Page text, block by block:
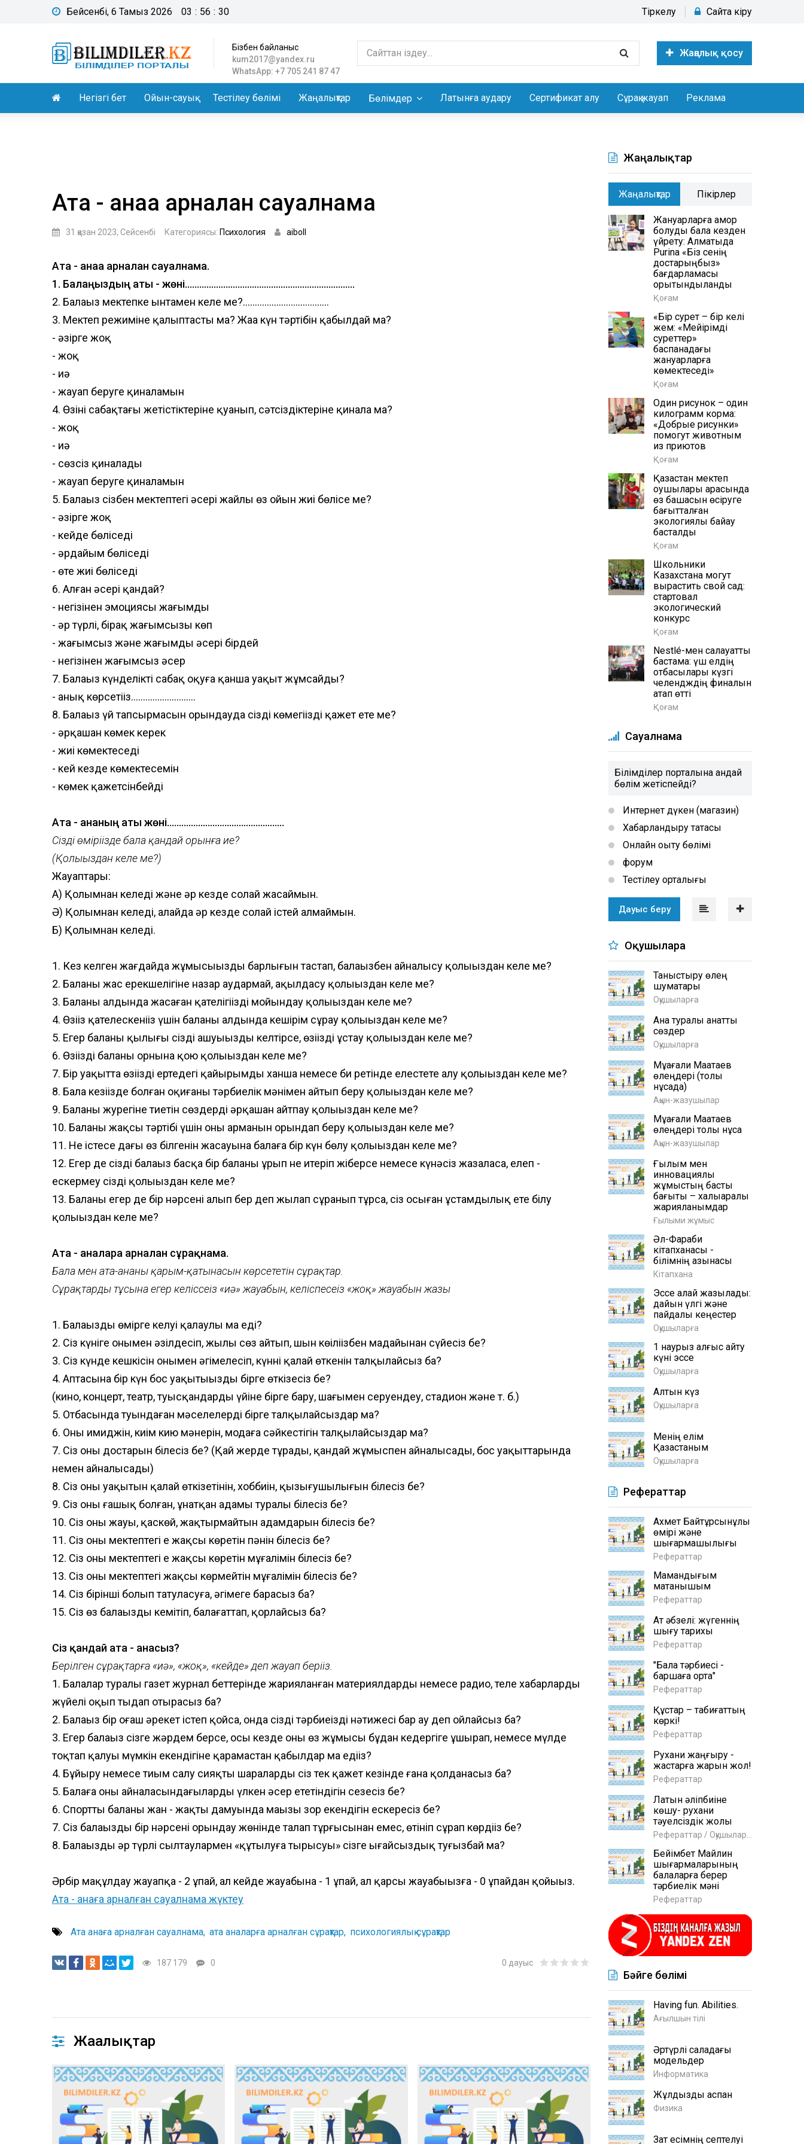
Бейсенбі, 6 Тамыз 2026 03 : 56 : 31 Тіркелу Сайтқа кіру
Бізбен байланыс
kum2017@yandex.ru
WhatsApp: +7 705 241 87 47
Жаңалық қосу
Негізгі бет Ойын-сауық Тестілеу бөлімі Жаңалықтар Бөлімдер Латынға аудару Сертификат алу Сұрақ жауап Реклама
Ата - анаға арналған сауалнама
31 қазан 2023, Сейсенбі Категориясы: Психология aiboll
Ата - анаға арналған сауалнама.
1. Балаңыздың аты - жөні.......................................................................
2. Балаңыз мектепке ынтамен келе ме?....................................
3. Мектеп режиміне қалыптасты ма? Жаңа күн тәртібін қабылдай ма?
- әзірге жоқ
- жоқ
- иә
- жауап беруге қиналамын
4. Өзінің сабақтағы жетістіктеріне қуанып, сәтсіздіктеріне қинала ма?
- жоқ
- иә
- сөзсіз қиналады
- жауап беруге қиналамын
5. Балаңыз сізбен мектептегі әсері жайлы өз ойын жиі бөлісе ме?
- әзірге жоқ
- кейде бөліседі
- әрдайым бөліседі
- өте жиі бөліседі
6. Алған әсері қандай?
- негізінен эмоциясы жағымды
- әр түрлі, бірақ жағымсызы көп
- жағымсыз және жағымды әсері бірдей
- негізінен жағымсыз әсер
7. Балаңыз күнделікті сабақ оқуға қанша уақыт жұмсайды?
- анық көрсетіңіз...........................
8. Балаңыз үй тапсырмасын орындауда сіздің көмегіңізді қажет ете ме?
- әрқашан көмек керек
- жиі көмектеседі
- кей кезде көмектесемін
- көмек қажетсінбейді
Ата - ананың аты жөні.................................................
Сіздің өміріңізде бала қандай орынға ие?
(Қолыңыздан келе ме?)
Жауаптары:
А) Қолымнан келеді және әр кезде солай жасаймын.
Ә) Қолымнан келеді, алайда әр кезде солай істей алмаймын.
Б) Қолымнан келеді.
1. Кез келген жағдайда жұмысыңыздың барлығын тастап, балаңызбен айналысу қолыңыздан келе ме?
2. Баланың жас ерекшелігіне назар аудармай, ақылдасу қолыңыздан келе ме?
3. Баланың алдында жасаған қателігіңізді мойындау қолыңыздан келе ме?
4. Өзіңіз қателескеніңіз үшін баланың алдында кешірім сұрау қолыңыздан келе ме?
5. Егер баланың қылығы сіздің ашуыңызды келтірсе, өзіңізді ұстау қолыңыздан келе ме?
6. Өзіңізді баланың орнына қою қолыңыздан келе ме?
7. Бір уақытта өзіңізді ертедегі қайырымды ханша немесе би ретінде елестете алу қолыңыздан келе ме?
8. Бала кезіңізде болған оқиғаны тәрбиелік мәнімен айтып беру қолыңыздан келе ме?
9. Баланың журегіне тиетін сөздерді әрқашан айтпау қолыңыздан келе ме?
10. Баланың жақсы тәртібі үшін оның арманын орындап беру қолыңыздан келе ме?
11. Не істесе дағы өз білгенін жасауына балаға бір күн бөлу қолыңыздан келе ме?
12. Егер де сіздің балаңыз басқа бір баланы ұрып не итеріп жіберсе немесе күнәсіз жазаласа, елеп -
ескермеу сіздің қолыңыздан келе ме?
13. Баланың егер де бір нәрсені алып бер деп жылап сұранып тұрса, сіз осыған ұстамдылық ете білу
қолыңыздан келе ме?
Ата - аналарға арналған сұрақнама.
Бала мен ата-ананың қарым-қатынасын көрсететін сұрақтар.
Сұрақтардың тұсына егер келіссеңіз «иә» жауабын, келіспесеңіз «жоқ» жауабын жазың
1. Балаңыздың өмірге келуі қалаулы ма еді?
2. Сіз күніге онымен әзілдесіп, жылы сөз айтып, шын көңіліңізбен маңдайынан сүйесіз бе?
3. Сіз күнде кешкісін онымен әңгімелесіп, күннің қалай өткенін талқылайсыз ба?
4. Аптасына бір күн бос уақытыңызды бірге өткізесіз бе?
(кино, концерт, театр, туысқандардың үйіне бірге бару, шаңғымен серуендеу, стадион және т. б.)
5. Отбасында туындаған мәселелерді бірге талқылайсыздар ма?
6. Оның имиджін, киім кию мәнерін, модаға сәйкестігін талқылайсыздар ма?
7. Сіз оның достарын білесіз бе? (Қай жерде тұрады, қандай жұмыспен айналысады, бос уақыттарында
немен айналысады)
8. Сіз оның уақытын қалай өткізетінін, хоббиін, қызығушылығын білесіз бе?
9. Сіз оның ғашық болған, ұнатқан адамы туралы білесіз бе?
10. Сіз оның жауы, қаскөй, жақтырмайтын адамдарын білесіз бе?
11. Сіз оның мектептегі ең жақсы көретін пәнін білесіз бе?
12. Сіз оның мектептегі ең жақсы көретін мұғалімін білесіз бе?
13. Сіз оның мектептегі жақсы көрмейтін мұғалімін білесіз бе?
14. Сіз бірінші болып татуласуға, әңгімеге барасыз ба?
15. Сіз өз балаңызды кемітіп, балағаттап, қорлайсыз ба?
Сіз қандай ата - анасыз?
Берілген сұрақтарға «иә», «жоқ», «кейде» деп жауап беріңіз.
1. Балалар туралы газет журнал беттерінде жарияланған материялдарды немесе радио, теле хабарларды
жүйелі оқып тыңдап отырасыз ба?
2. Балаңыз бір оғаш әрекет істеп қойса, онда сіздің тәрбиеңіздің нәтижесі бар ау деп ойлайсыз ба?
3. Егер балаңыз сізге жәрдем берсе, осы кезде оның өз жұмысы бұдан кедергіге ұшырап, немесе мүлде
тоқтап қалуы мүмкін екендігіне қарамастан қабылдар ма едіңіз?
4. Бұйыру немесе тиым салу сияқты шараларды сіз тек қажет кезінде ғана қолданасыз ба?
5. Балаға оның айналасындағылардың үлкен әсер ететіндігін сезесіз бе?
6. Спорттың баланың жан - жақты дамуында маңызы зор екендігін ескересіз бе?
7. Сіз балаңыздың бір нәрсені орындау жөнінде талап тұрғысынан емес, өтініп сұрап көрдіңіз бе?
8. Балаңыздың әр түрлі сылтаулармен «құтылуға тырысуы» сізге ыңғайсыздық туғызбай ма?
Әрбір мақұлдау жауапқа - 2 ұпай, ал кейде жауабына - 1 ұпай, ал қарсы жауабыңызға - 0 ұпайдан қойыңыз.
Ата - анаға арналған сауалнама жүктеу
Ата анаға арналған сауалнама ата аналарға арналған сұрақтар психологиялық сұрақтар
187 179 0 0 дауыс
Жаңалықтар
Жаңалықтар
Жаңалықтар Пікірлер
Жануарларға қамқор
болуды бала кезден
үйрету: Алматыда
Purina «Біз сенің
достарыңбыз»
бағдарламасы
қорытындыланды
Қоғам
«Бір сурет – бір келі
жем: «Мейірімді
суреттер»
баспанадағы
жануарларға
көмектеседі»
Қоғам
Один рисунок – один
килограмм корма:
«Добрые рисунки»
помогут животным
из приютов
Қоғам
Қазақстан мектеп
оқушылары арасында
өз бақшасын өсіруге
бағытталған
экологиялық байқау
басталды
Қоғам
Школьники
Казахстана могут
вырастить свой сад:
стартовал
экологический
конкурс
Қоғам
Nestlé-мен салауатты
бастама: үш елдің
отбасылары күзгі
челендждің финалын
атап өтті
Қоғам
Сауалнама
Білімділер порталына қандай
бөлім жетіспейді?
Интернет дүкен (магазин)
Хабарландыру тақтасы
Онлайн оқыту бөлімі
форум
Тестілеу орталығы
Дауыс беру
Оқушыларға
Таныстыру өлең
шумақтары
Оқушыларға
Ана туралы қанатты
сөздер
Оқушыларға
Мұқағали Мақатаев
өлеңдері (толық
нұсқада)
Ақын-жазушылар
Мұқағали Мақатаев
өлеңдері толық нұсқа
Ақын-жазушылар
Ғылым мен
инновациялық
жұмыстың басты
бағыты – халықаралық
жарияланымдар
Ғылыми жұмыс
Әл-Фараби
кітапханасы -
білімнің қазынасы
Кітапхана
Эссе қалай жазылады:
дайын үлгі және
пайдалы кеңестер
Оқушыларға
1 наурыз алғыс айту
күні эссе
Оқушыларға
Алтын күз
Оқушыларға
Менің елім
Қазақстаным
Оқушыларға
Рефераттар
Ахмет Байтұрсынұлы
өмірі және
шығармашылығы
Рефераттар
Мамандығым
мақтанышым
Рефераттар
Ат әбзелі: жүгеннің
шығу тарихы
Рефераттар
"Бала тәрбиесі -
баршаға ортақ"
Рефераттар
Құстар – табиғаттың
көркі!
Рефераттар
Рухани жаңғыру -
жастарға жарқын жол!
Рефераттар
Латын әліпбиіне
көшу- рухани
тәуелсіздік жолы
Бейімбет Майлин
шығармаларының
балаларға берер
тәрбиелік мәні
Рефераттар
Бәйге бөлімі
Having fun. Abilities.
Ағылшын тілі
Әртүрлі саладағы
модельдер
Информатика
Жұлдызды аспан
Физика
Зат есімнің септелуі